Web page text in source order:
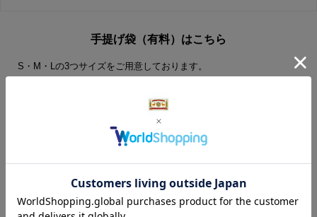
手提げ袋（有料）はこちら
S・M・Lの3つサイズをご用意しております。